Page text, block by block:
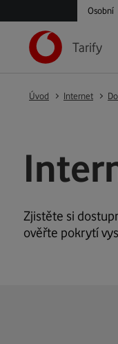
Osobní
Tarify
Úvod Internet
Zjistěte si
ověřte pokrytí